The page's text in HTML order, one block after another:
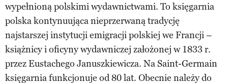
wypełnioną polskimi wydawnictwami. To księgarnia
polska kontynuująca nieprzerwaną tradycję
najstarszej instytucji emigracji polskiej we Francji –
książnicy i oficyny wydawniczej założonej w 1833 r.
przez Eustachego Januszkiewicza. Na Saint-Germain
księgarnia funkcjonuje od 80 lat. Obecnie należy do